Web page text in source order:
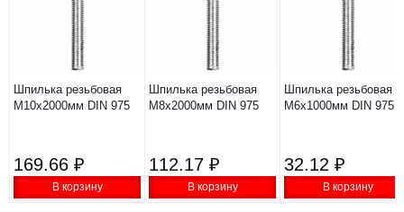
Шпилька резьбовая
М10х2000мм DIN 975
169.66 ₽
В корзину
Шпилька резьбовая
М8х2000мм DIN 975
112.17 ₽
В корзину
Шпилька резьбовая
М6х1000мм DIN 975
32.12 ₽
В корзину